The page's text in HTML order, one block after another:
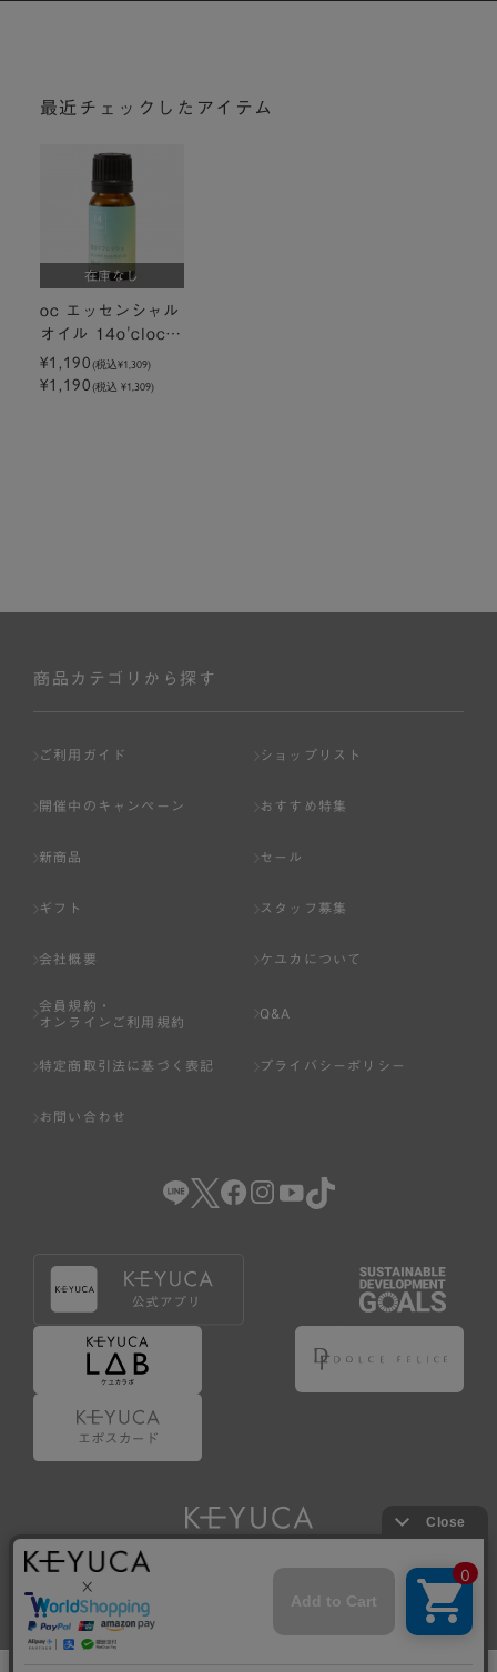
最近チェックしたアイテム
在庫なし
oc エッセンシャル
オイル 14o'clock
10ml 気分リフレッ
シュ
¥1,190(税込¥1,309)
¥1,190(税込 ¥1,309)
商品カテゴリから探す
ご利用ガイド ショップリスト
開催中のキャンペーン おすすめ特集
新商品 セール
ギフト スタッフ募集
会社概要 ケユカについて
会員規約・
オンラインご利用規約
Q&A
特定商取引法に基づく表記 プライバシーポリシー
お問い合わせ
Copyright © KAWAJUN Co., Ltd. All Rights Reserved.